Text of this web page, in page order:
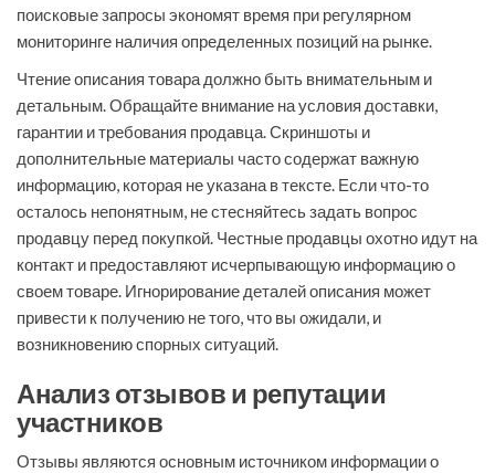
поисковые запросы экономят время при регулярном
мониторинге наличия определенных позиций на рынке.
Чтение описания товара должно быть внимательным и
детальным. Обращайте внимание на условия доставки,
гарантии и требования продавца. Скриншоты и
дополнительные материалы часто содержат важную
информацию, которая не указана в тексте. Если что-то
осталось непонятным, не стесняйтесь задать вопрос
продавцу перед покупкой. Честные продавцы охотно идут на
контакт и предоставляют исчерпывающую информацию о
своем товаре. Игнорирование деталей описания может
привести к получению не того, что вы ожидали, и
возникновению спорных ситуаций.
Анализ отзывов и репутации
участников
Отзывы являются основным источником информации о